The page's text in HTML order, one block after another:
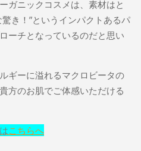
ガニックコスメは、素材はと
き！”というインパクトあるパ
ーチとなっているのだと思い
ギーに溢れるマクロビータの
方のお肌でご体感いただける
こちらへ